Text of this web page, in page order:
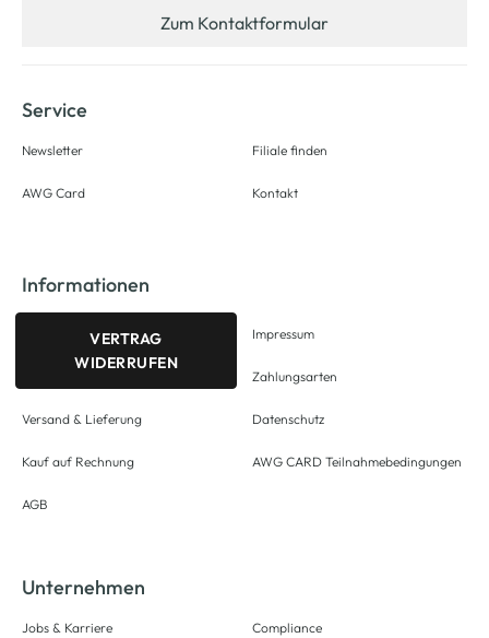
Zum Kontaktformular
Service
Newsletter
AWG Card
Filiale finden
Kontakt
Informationen
VERTRAG
WIDERRUFEN
Versand & Lieferung
Kauf auf Rechnung
AGB
Impressum
Zahlungsarten
Datenschutz
AWG CARD Teilnahmebedingungen
Unternehmen
Jobs & Karriere Compliance